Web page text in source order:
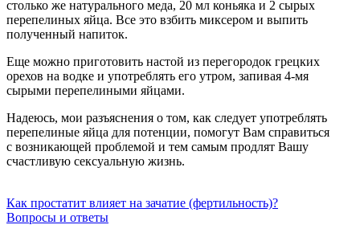
столько же натурального меда, 20 мл коньяка и 2 сырых
перепелиных яйца. Все это взбить миксером и выпить
полученный напиток.
Еще можно приготовить настой из перегородок грецких
орехов на водке и употреблять его утром, запивая 4-мя
сырыми перепелиными яйцами.
Надеюсь, мои разъяснения о том, как следует употреблять
перепелиные яйца для потенции, помогут Вам справиться
с возникающей проблемой и тем самым продлят Вашу
счастливую сексуальную жизнь.
Как простатит влияет на зачатие (фертильность)?
Вопросы и ответы